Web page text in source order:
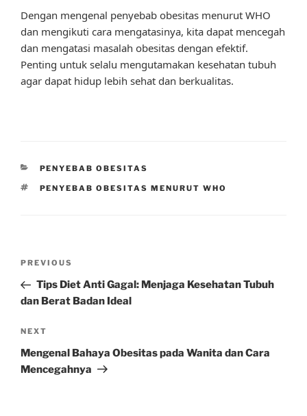
Dengan mengenal penyebab obesitas menurut WHO
dan mengikuti cara mengatasinya, kita dapat mencegah
dan mengatasi masalah obesitas dengan efektif.
Penting untuk selalu mengutamakan kesehatan tubuh
agar dapat hidup lebih sehat dan berkualitas.
CATEGORIES
PENYEBAB OBESITAS
TAGS
PENYEBAB OBESITAS MENURUT WHO
Previous
Post
PREVIOUS
Tips Diet Anti Gagal: Menjaga Kesehatan Tubuh
dan Berat Badan Ideal
Next
Post
NEXT
Mengenal Bahaya Obesitas pada Wanita dan Cara
Mencegahnya